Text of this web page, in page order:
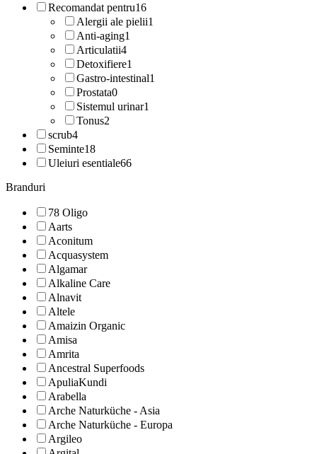
Recomandat pentru16
Alergii ale pielii1
Anti-aging1
Articulatii4
Detoxifiere1
Gastro-intestinal1
Prostata0
Sistemul urinar1
Tonus2
scrub4
Seminte18
Uleiuri esentiale66
Branduri
78 Oligo
Aarts
Aconitum
Acquasystem
Algamar
Alkaline Care
Alnavit
Altele
Amaizin Organic
Amisa
Amrita
Ancestral Superfoods
ApuliaKundi
Arabella
Arche Naturküche - Asia
Arche Naturküche - Europa
Argileo